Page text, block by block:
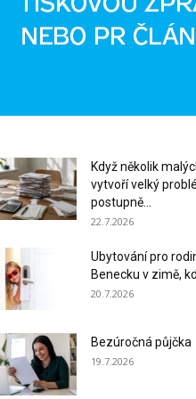
Když několik
vytvoří velký
postupně...
22.7.2026
Ubytování pro
Benecku v zimě,
20.7.2026
Bezúročná půjčka
19.7.2026